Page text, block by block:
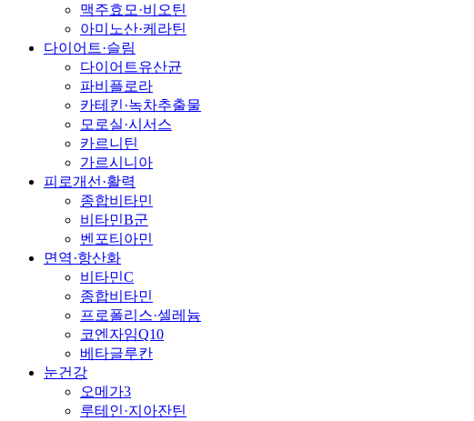
맥주효모·비오틴
아미노산·케라틴
다이어트·슬림
다이어트유산균
파비플로라
카테킨·녹차추출물
모로실·시서스
카르니틴
가르시니아
피로개선·활력
종합비타민
비타민B군
벤포티아민
면역·항산화
비타민C
종합비타민
프로폴리스·셀레늄
코엔자임Q10
베타글루칸
눈건강
오메가3
루테인·지아잔틴